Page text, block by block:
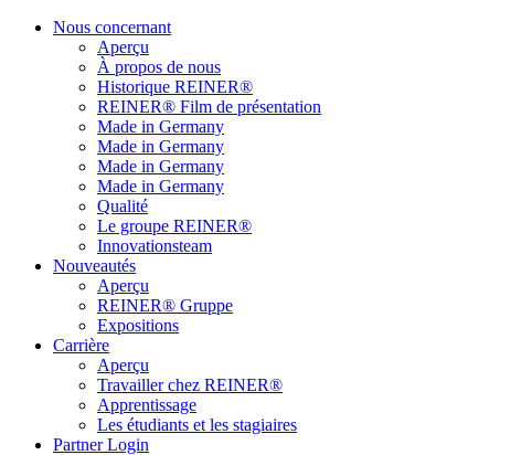
Nous concernant
Aperçu
À propos de nous
Historique REINER®
REINER® Film de présentation
Made in Germany
Made in Germany
Made in Germany
Made in Germany
Qualité
Le groupe REINER®
Innovationsteam
Nouveautés
Aperçu
REINER® Gruppe
Expositions
Carrière
Aperçu
Travailler chez REINER®
Apprentissage
Les étudiants et les stagiaires
Partner Login